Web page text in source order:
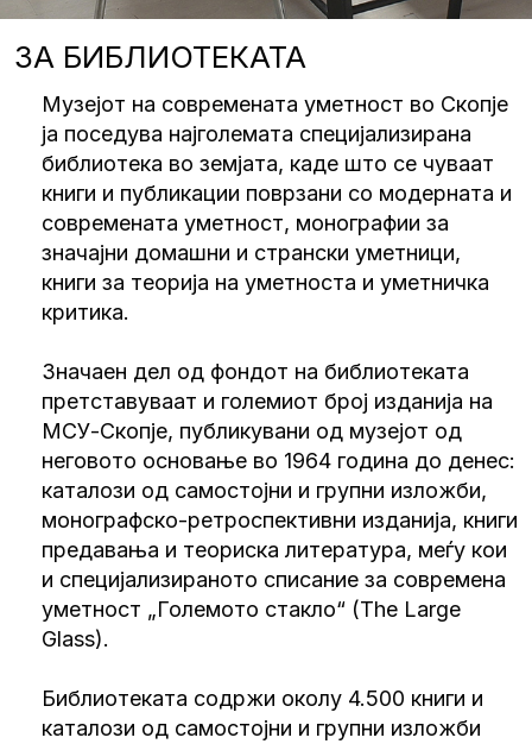
ЗА БИБЛИОТЕКАТА
Музејот на современата уметност во Скопје
ја поседува најголемата специјализирана
библиотека во земјата, каде што се чуваат
книги и публикации поврзани со модерната и
современата уметност, монографии за
значајни домашни и странски уметници,
книги за теорија на уметноста и уметничка
критика.
Значаен дел од фондот на библиотеката
претставуваат и големиот број изданија на
МСУ-Скопје, публикувани од музејот од
неговото основање во 1964 година до денес:
каталози од самостојни и групни изложби,
монографско-ретроспективни изданија, книги
предавања и теориска литература, меѓу кои
и специјализираното списание за современа
уметност „Големото стакло“ (The Large
Glass).
Библиотеката содржи околу 4.500 книги и
каталози од самостојни и групни изложби